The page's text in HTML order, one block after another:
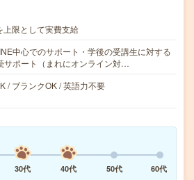
上限として実費支給
中心でのサポート・学後の受講生に対する
サポート（まれにオンライン対…
/ ブランクOK / 英語力不要
30代 40代 50代
60代